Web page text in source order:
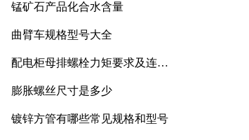
锰矿石产品化合水含量
曲臂车规格型号大全
配电柜母排螺栓力矩要求及连接
膨胀螺丝尺寸是多少
镀锌方管有哪些常见规格和型号